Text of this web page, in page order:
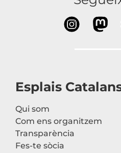
Esplais
Qui som
Com ens organitzem
Transparència
Fes-te sòcia